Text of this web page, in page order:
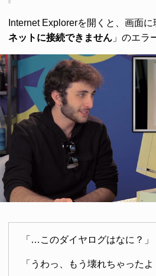
Internet Explorerを開くと、画面に
ネットに接続できません 」のエラ
「…このダイヤログはなに？」
「うわっ、もう壊れちゃったよ